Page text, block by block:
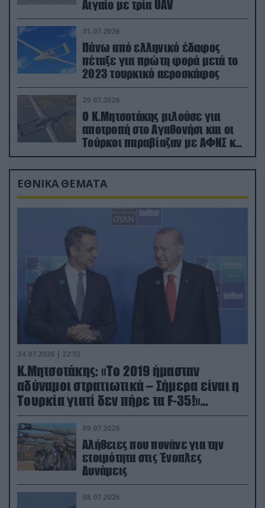
Αιγαίο με τρία UAV
31.07.2026
Πάνω από ελληνικό έδαφος
πέταξε για πρώτη φορά μετά το
2023 τουρκικό αεροσκάφος
29.07.2026
Ο Κ.Μητσοτάκης μιλούσε για
αποτροπή στο Αγαθονήσι και οι
Τούρκοι παραβίαζαν με ΑΦΝΣ και
drone
ΕΘΝΙΚΑ ΘΕΜΑΤΑ
24.07.2026 | 22:02
Κ.Μητσοτάκης: «Το 2019 ήμασταν
αδύναμοι στρατιωτικά – Σήμερα είναι η
Τουρκία γιατί δεν πήρε τα F-35!»
(βίντεο)
09.07.2026
Αλήθειες που πονάνε για την
ετοιμότητα στις Ένοπλες
Δυνάμεις
08.07.2026